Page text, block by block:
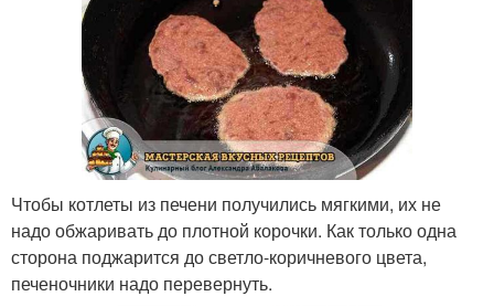
Чтобы котлеты из печени получились мягкими, их не
надо обжаривать до плотной корочки. Как только одна
сторона поджарится до светло-коричневого цвета,
печеночники надо перевернуть.